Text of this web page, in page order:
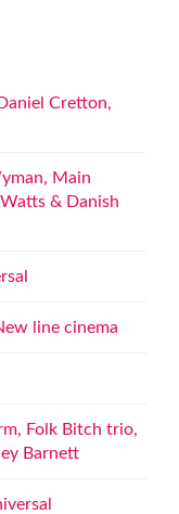
Cretton,
Main
& Danish
line cinema
Folk Bitch trio,
Barnett